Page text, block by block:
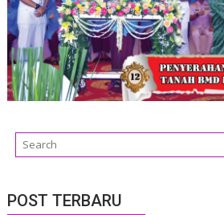
POST TERBARU